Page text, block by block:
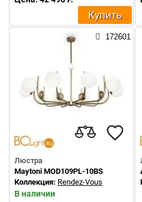
Купить
172601
Люстра
Maytoni MOD109PL-10BS
Коллекция: Rendez-Vous
В наличии